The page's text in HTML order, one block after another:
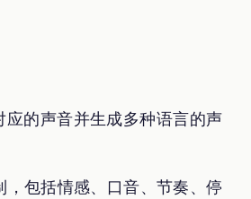
的声音并生成多种语言的声
包括情感、口音、节奏、停